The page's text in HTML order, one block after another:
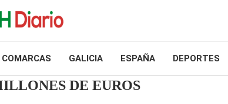
COMARCAS GALICIA ESPAÑA DEPORTES
DE EUROS